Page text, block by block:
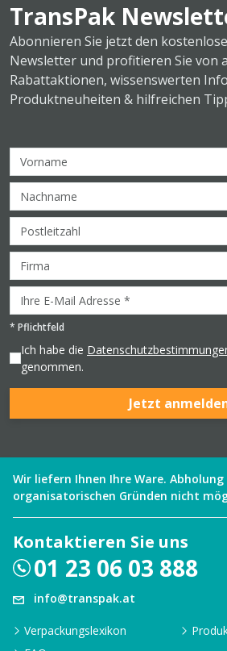
TransPak
Abonnieren Sie jetzt den
Newsletter und profitieren Sie von
Rabattaktionen, wissenswerten
Produktneuheiten & hilfreichen
* Pflichtfeld
Ich habe die
genommen.
Jetzt
Wir liefern Ihnen Ihre Ware.
organisatorischen Gründen nicht
Kontaktieren Sie uns
01 23 06 03 888
info@transpak.at
Verpackungslexikon